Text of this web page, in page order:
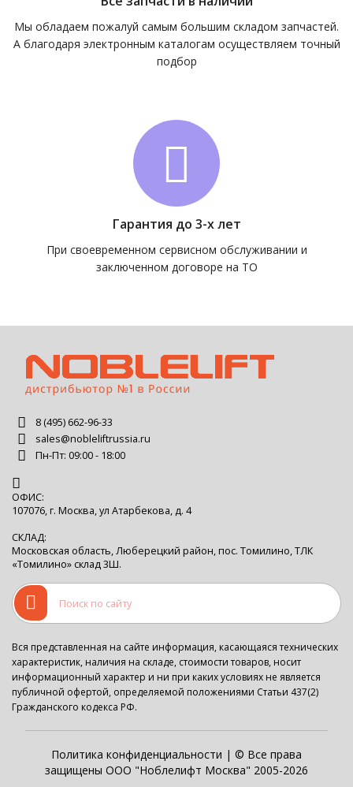
Мы обладаем пожалуй самым большим складом запчастей.
А благодаря электронным каталогам осуществляем точный
подбор
Гарантия до 3-х лет
При своевременном сервисном обслуживании и
заключенном договоре на ТО
8 (495) 662-96-33
sales@nobleliftrussia.ru
Пн-Пт: 09:00 - 18:00
ОФИС:
107076, г. Москва, ул Атарбекова, д. 4
СКЛАД:
Московская область, Люберецкий район, пос. Томилино, ТЛК
«Томилино» склад 3Ш.
Вся представленная на сайте информация, касающаяся технических
характеристик, наличия на складе, стоимости товаров, носит
информационный характер и ни при каких условиях не является
публичной офертой, определяемой положениями Статьи 437(2)
Гражданского кодекса РФ.
Политика конфиденциальности | © Все права
защищены ООО "Ноблелифт Москва" 2005-2026